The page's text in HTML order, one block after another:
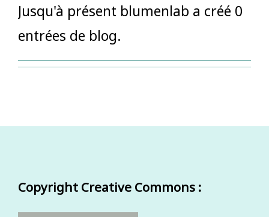
Jusqu'à présent blumenlab a créé 0
entrées de blog.
Copyright Creative Commons :